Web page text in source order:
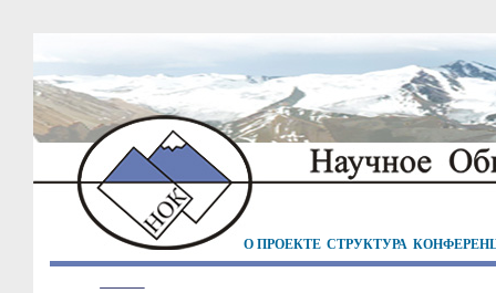
О ПРОЕКТЕ СТРУКТУРА